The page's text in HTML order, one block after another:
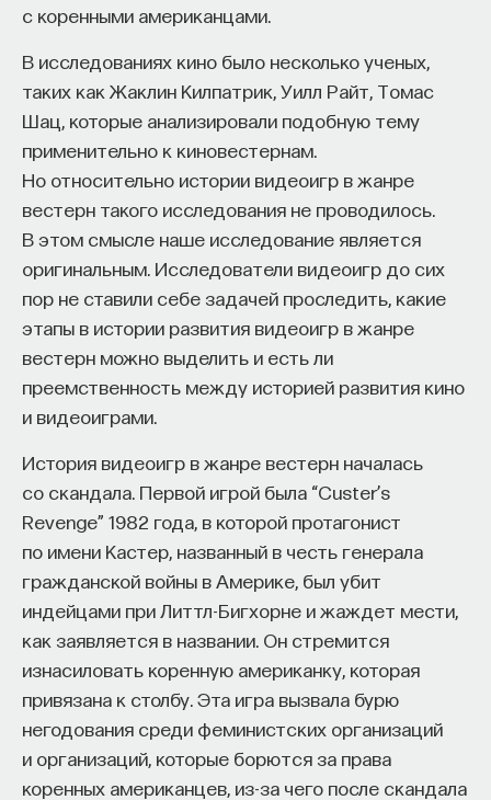
с коренными американцами.
В исследованиях кино было несколько ученых,
таких как Жаклин Килпатрик, Уилл Райт, Томас
Шац, которые анализировали подобную тему
применительно к киновестернам.
Но относительно истории видеоигр в жанре
вестерн такого исследования не проводилось.
В этом смысле наше исследование является
оригинальным. Исследователи видеоигр до сих
пор не ставили себе задачей проследить, какие
этапы в истории развития видеоигр в жанре
вестерн можно выделить и есть ли
преемственность между историей развития кино
и видеоиграми.
История видеоигр в жанре вестерн началась
со скандала. Первой игрой была “Custer’s
Revenge” 1982 года, в которой протагонист
по имени Кастер, названный в честь генерала
гражданской войны в Америке, был убит
индейцами при Литтл-Бигхорне и жаждет мести,
как заявляется в названии. Он стремится
изнасиловать коренную американку, которая
привязана к столбу. Эта игра вызвала бурю
негодования среди феминистских организаций
и организаций, которые борются за права
коренных американцев, из-за чего после скандала
— Определять, какими способами можно
улучшить свой сон
— Использовать когнитивно-поведенческую
терапию и другие подходы при нарушениях
сна
сомнолог, доцент кафедры нервных
болезней и нейрохирургии Первого МГМУ
им. И. М. Сеченова, заведующий отделением
3/10/2025
НАПИСАТЬ НАМ
НАД МАТЕРИАЛОМ РАБОТАЛИ
Михаил Полуэктов
МГМУ им. И. М. Сеченова
МЕДИЦИНА
650 публикаций